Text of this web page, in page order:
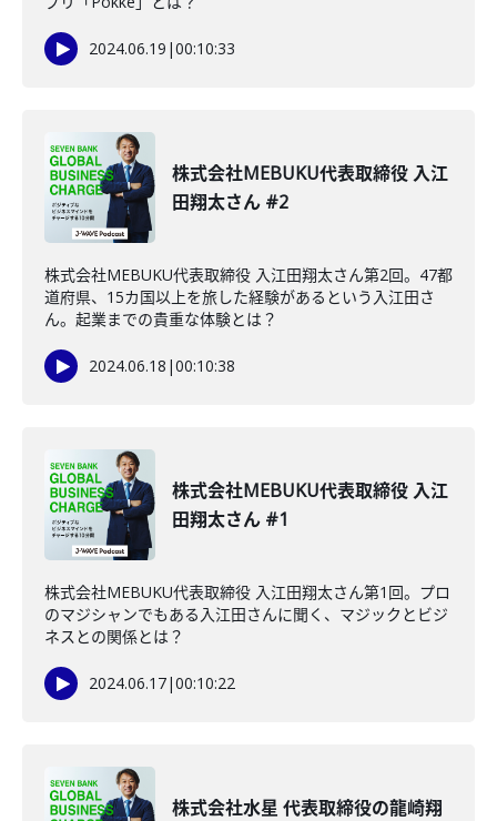
2024.06.19 |00:10:33
株式会社MEBUKU代表取締役 入江
田翔太さん #2
株式会社MEBUKU代表取締役 入江田翔太さん第2回。47都
道府県、15カ国以上を旅した経験があるという入江田さ
ん。起業までの貴重な体験とは？
2024.06.18 |00:10:38
株式会社MEBUKU代表取締役 入江
田翔太さん #1
株式会社MEBUKU代表取締役 入江田翔太さん第1回。プロ
のマジシャンでもある入江田さんに聞く、マジックとビジ
ネスとの関係とは？
2024.06.17|00:10:22
株式会社水星 代表取締役の龍崎翔